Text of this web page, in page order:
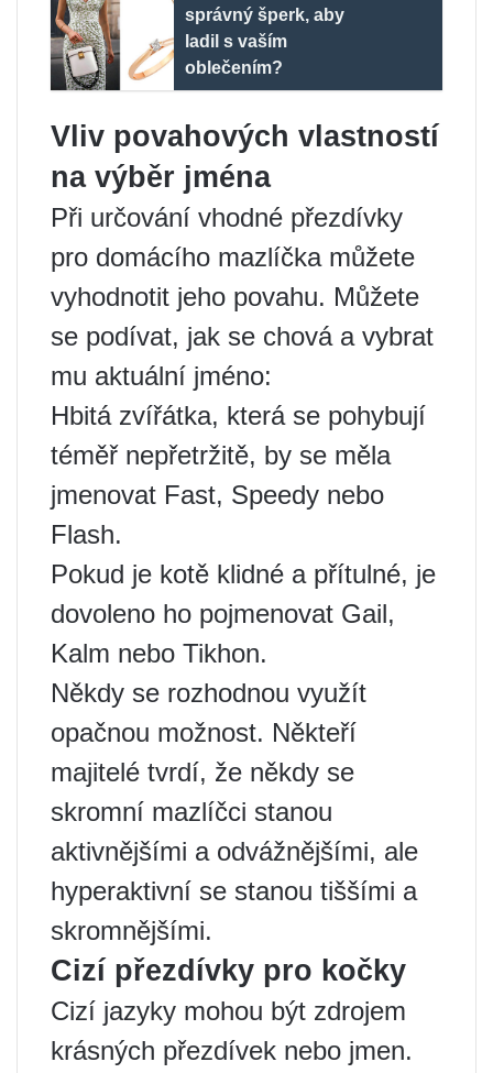
správný šperk, aby
ladil s vaším
oblečením?
Vliv povahových vlastností
na výběr jména
Při určování vhodné přezdívky
pro domácího mazlíčka můžete
vyhodnotit jeho povahu. Můžete
se podívat, jak se chová a vybrat
mu aktuální jméno:
Hbitá zvířátka, která se pohybují
téměř nepřetržitě, by se měla
jmenovat Fast, Speedy nebo
Flash.
Pokud je kotě klidné a přítulné, je
dovoleno ho pojmenovat Gail,
Kalm nebo Tikhon.
Někdy se rozhodnou využít
opačnou možnost. Někteří
majitelé tvrdí, že někdy se
skromní mazlíčci stanou
aktivnějšími a odvážnějšími, ale
hyperaktivní se stanou tiššími a
skromnějšími.
Cizí přezdívky pro kočky
Cizí jazyky mohou být zdrojem
krásných přezdívek nebo jmen.